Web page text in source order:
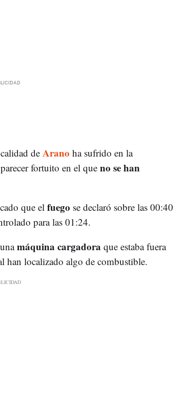
de Arano ha sufrido en la
fortuito en el que no se han
que el fuego se declaró sobre las 00:40
para las 01:24.
máquina cargadora que estaba fuera
han localizado algo de combustible.